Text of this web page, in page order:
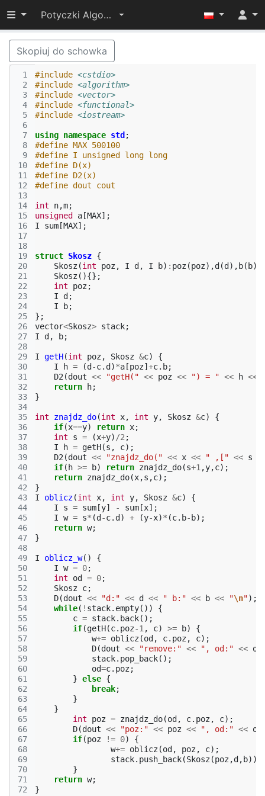
Przełącz widoczność menu
Potyczki Algorytmiczne 2015
Skopiuj do schowka
1
2
3
4
5
6
7
8
9
10
11
12
13
14
15
16
17
18
19
20
21
22
23
24
25
26
27
28
29
30
31
32
33
34
35
36
37
38
39
40
41
42
43
44
45
46
47
48
49
50
51
52
53
54
55
56
57
58
59
60
61
62
63
64
65
66
67
68
69
70
71
72
#include <cstdio>
#include <algorithm>
#include <vector>
#include <functional>
#include <iostream>
using namespace std ;
#define MAX 500100
#define I unsigned long long
#define D(x)
#define D2(x)
#define dout cout
int n,m;
unsigned
a [MAX];
I
sum [MAX];
struct Skosz {
Skosz(int poz, I d , I b) : poz(poz),d (d ), b( b
Skosz(){};
int
poz;
I
d ;
I
b;
};
vector<Skosz> stack;
I
d , b;
I getH(int poz, Skosz &c)
{
I
h = (d -c. d )*a [poz] +c. b;
D2 (dout << "getH(" << poz << ") = " << h <<
return
h;
}
int znajdz_do(int x, int y, Skosz &c)
{
if(x==y) return x;
int
s = (x+y) /2 ;
I
h = getH(s , c);
D2 (dout << "znajdz_do(" << x << " ,[" << s
if( h >= b) return znajdz_do(s+1 ,y,c);
return znajdz_do(x,s ,c);
}
I
oblicz(int x, int y, Skosz &c)
{
I
s = sum [y] - sum [x];
I w = s* (d -c. d ) + (y-x)* (c. b- b);
return w;
}
I oblicz_w()
{
I w = 0;
int
od = 0;
Skosz c;
D(dout << "d:" << d << " b:" << b << "\n");
while( ! stack. empty())
{
c = stack. back();
if(getH(c. poz-1 , c) >= b)
{
w+= oblicz(od , c. poz, c);
D(dout << "remove:" << ", od:" << od
stack. pop_back();
od=c. poz;
} else {
break;
}
}
int
poz = znajdz_do(od , c. poz, c);
D(dout << "poz:" << poz << ", od:" << od
if(poz != 0)
{
w+= oblicz(od , poz, c);
stack. push_back(Skosz(poz,d , b));
}
return w;
}